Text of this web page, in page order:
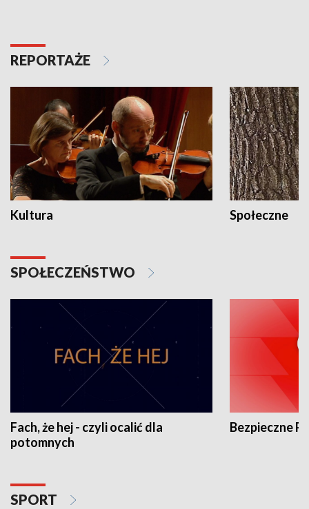
REPORTAŻE
Kultura Społeczne
SPOŁECZEŃSTWO
Fach, że hej - czyli ocalić dla
potomnych
Bezpieczne
SPORT